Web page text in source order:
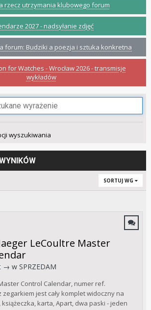
rzecz utrzymania klubowego forum
2027 - nadsyłanie zdjęć
forum: Budziki a poezja i sztuka konkretna
for Watches - Wrocław 2026 - transmisje
wykładów
wyszukiwania
SORTUJ WG
LeCoultre Master
→ w SPRZEDAM
Control Calendar, numer ref.
zegarkiem jest cały komplet widoczny na
książeczka, karta, Apart, dwa paski - jeden